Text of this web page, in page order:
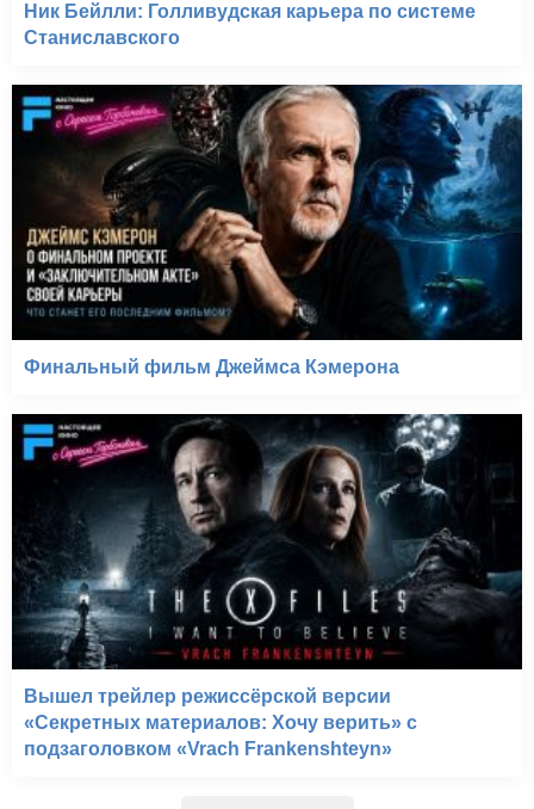
Ник Бейлли: Голливудская карьера по системе
Станиславского
Финальный фильм Джеймса Кэмерона
Вышел трейлер режиссёрской версии
«Секретных материалов: Хочу верить» с
подзаголовком «Vrach Frankenshteyn»